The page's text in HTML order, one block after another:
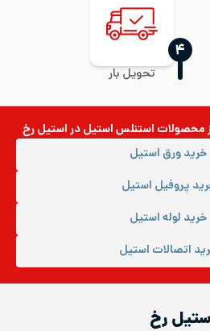
تحویل بار
‍۴
محصولات استنلس استیلدر استیل رخ
خرید ورق استیل
پروفیل استیل
خرید لوله استیل
اتصالات استیل
رخ